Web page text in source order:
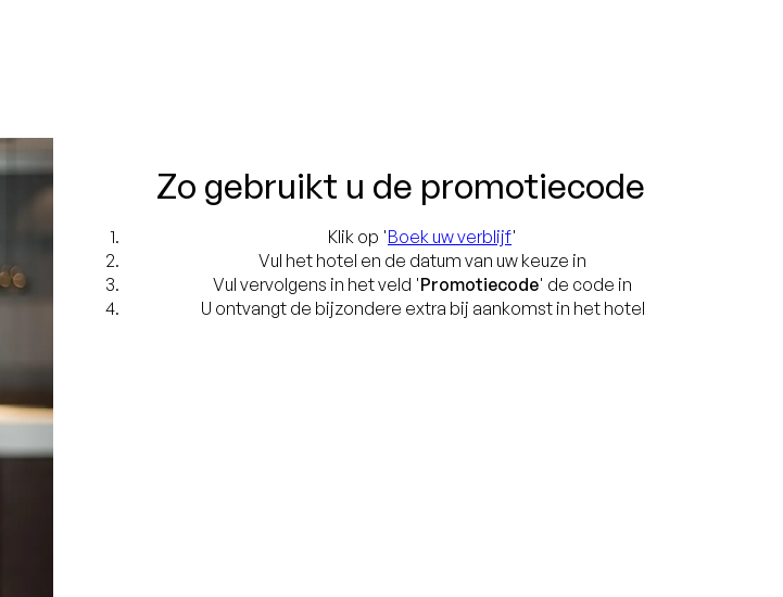
Zo gebruikt u de promotiecode
Klik op 'Boek uw verblijf'
Vul het hotel en de datum van uw keuze in
Vul vervolgens in het veld 'Promotiecode' de code in
U ontvangt de bijzondere extra bij aankomst in het hotel